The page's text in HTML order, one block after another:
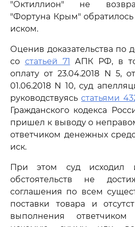
"Октиллион" не
"Фортуна Крым"
иском.
Оценив доказательства по
со статьей 71 АПК РФ, в
оплату от 23.04.2018 N 5,
01.06.2018 N 10, суд
руководствуясьстатьями
Гражданского кодекса
пришел к выводу о
ответчиком денежных
иск.
При этом суд исходил
обстоятельств не
соглашения по всем
поставки товара и
выполнения ответчиком